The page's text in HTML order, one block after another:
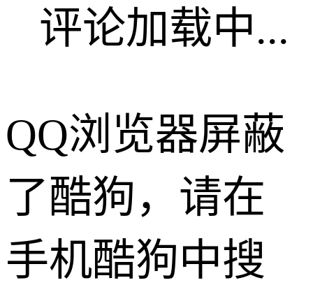
评论加载中...
QQ浏览器屏蔽
了酷狗，请在
手机酷狗中搜